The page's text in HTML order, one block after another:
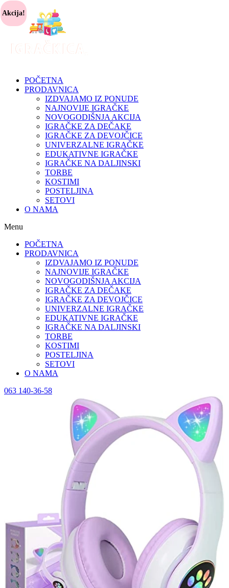
POČETNA
PRODAVNICA
IZDVAJAMO IZ PONUDE
NAJNOVIJE IGRAČKE
NOVOGODIŠNJA AKCIJA
IGRAČKE ZA DEČAKE
IGRAČKE ZA DEVOJČICE
UNIVERZALNE IGRAČKE
EDUKATIVNE IGRAČKE
IGRAČKE NA DALJINSKI
TORBE
KOSTIMI
POSTELJINA
SETOVI
O NAMA
Menu
POČETNA
PRODAVNICA
IZDVAJAMO IZ PONUDE
NAJNOVIJE IGRAČKE
NOVOGODIŠNJA AKCIJA
IGRAČKE ZA DEČAKE
IGRAČKE ZA DEVOJČICE
UNIVERZALNE IGRAČKE
EDUKATIVNE IGRAČKE
IGRAČKE NA DALJINSKI
TORBE
KOSTIMI
POSTELJINA
SETOVI
O NAMA
063 140-36-58
Akcija!